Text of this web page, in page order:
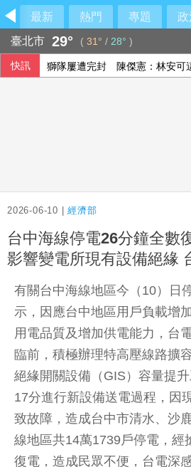
最新 熱門 專題 政
臺北市 29° ( 31° / 28° )
快訊 獅隊屢遭完封 陳傑憲：林安可
2026-06-10 |經濟部
台中海線停電26分鐘全
影響變電所現有設備絕緣
有關台中海線地區今（10）日
示，因應台中地區用戶負載增
用電品質及增加供電能力，台
臨前，積極辦理特高壓線路擴
絕緣開關設備（GIS）容量提
17分進行新設備送電過程，因
致故障，造成台中市清水、沙
線地區共14萬1739戶停電，經
復電，造成民眾不便，台電深感